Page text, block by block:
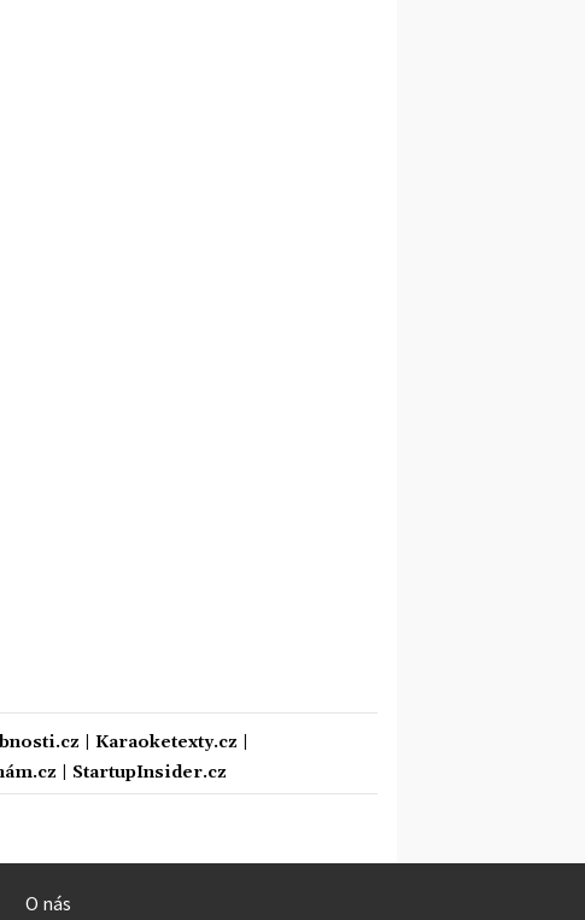
Karaoketexty.cz
StartupInsider.cz
O nás